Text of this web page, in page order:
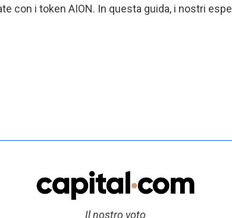
con i token AION. In questa guida, i nostri
Il nostro voto